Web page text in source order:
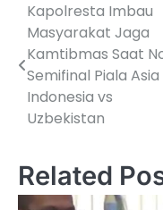
Navigasi
pos
Kapolresta Imbau
Masyarakat Jaga
Kamtibmas Saat
Semifinal Piala Asia
Indonesia vs
Uzbekistan
Related